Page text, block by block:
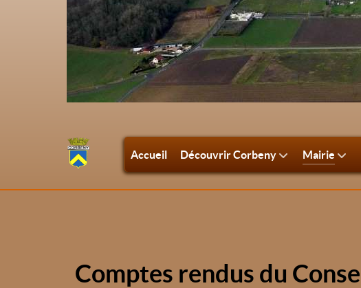
Accueil Découvrir Corbeny Mairie
Comptes rendus du